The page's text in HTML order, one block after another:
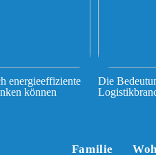
energieeffiziente
können
Die
Familie